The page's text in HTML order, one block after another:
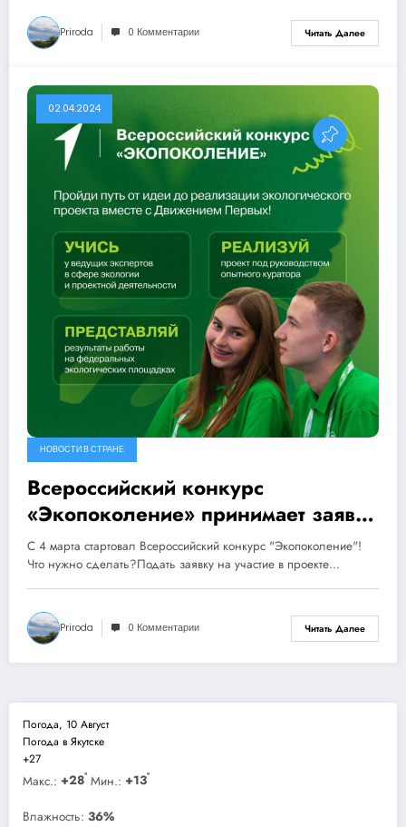
Priroda 0 Комментарии Читать Далее
02.04.2024
НОВОСТИ В СТРАНЕ
Всероссийский конкурс
«Экопоколение» принимает заявки
на участие в проекте до 12 апреля
2024 года
С 4 марта стартовал Всероссийский конкурс "Экопоколение"!
Что нужно сделать?Подать заявку на участие в проекте…
Priroda 0 Комментарии Читать Далее
Погода, 10 Август
Погода в Якутске
+27
Макс.: +28° Мин.: +13°
Влажность: 36%